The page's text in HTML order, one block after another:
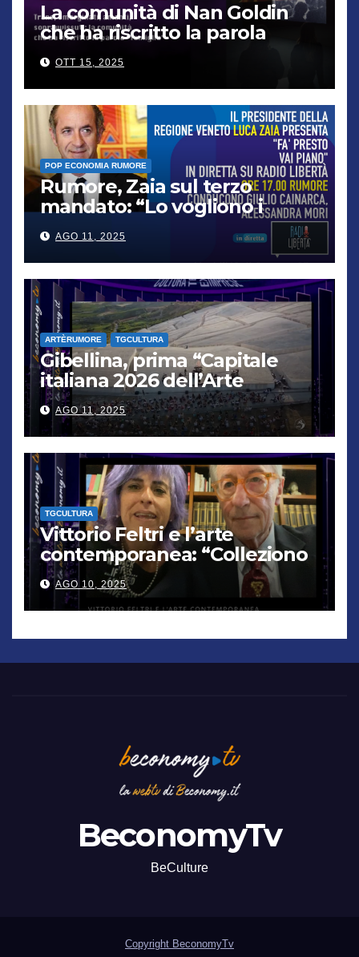
La comunità di Nan Goldin
che ha riscritto la parola
“famiglia”
OTT 15, 2025
POP ECONOMIA RUMORE
Rumore, Zaia sul terzo
mandato: “Lo vogliono i
cittadini, chi non lo capisce
verrà punito”
AGO 11, 2025
ARTÈRUMORE TGCULTURA
Gibellina, prima “Capitale
italiana 2026 dell’Arte
contemporanea”
AGO 11, 2025
TGCULTURA
Vittorio Feltri e l’arte
contemporanea: “Colleziono
De Chirico. Cattelan? Un
genio”
AGO 10, 2025
BeconomyTv
BeCulture
Copyright BeconomyTv